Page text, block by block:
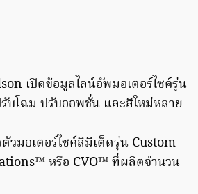
เปิดข้อมูลไลน์อัพมอเตอร์ไซค์รุ่น
บโฉม ปรับออพชั่น และสีใหม่หลาย
วมอเตอร์ไซค์ลิมิเต็ดรุ่น Custom
หรือ CVO™ ที่ผลิตจำนวน